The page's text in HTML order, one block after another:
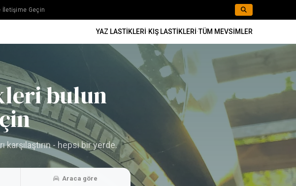
İletişime Geçin
YAZ LASTIKLERI·KIŞ LASTIKLERI·TÜM MEVSIMLER
bulun
karşılaştırın - hepsi bir yerde.
Araca göre